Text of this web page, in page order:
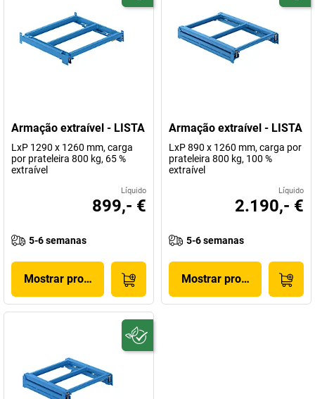
Armação extraível - LISTA
LxP 1290 x 1260 mm, carga
por prateleira 800 kg, 65 %
extraível
Líquido
899,- €
5-6 semanas
Mostrar produto
Armação extraível - LISTA
LxP 890 x 1260 mm, carga por
prateleira 800 kg, 100 %
extraível
Líquido
2.190,- €
5-6 semanas
Mostrar produto